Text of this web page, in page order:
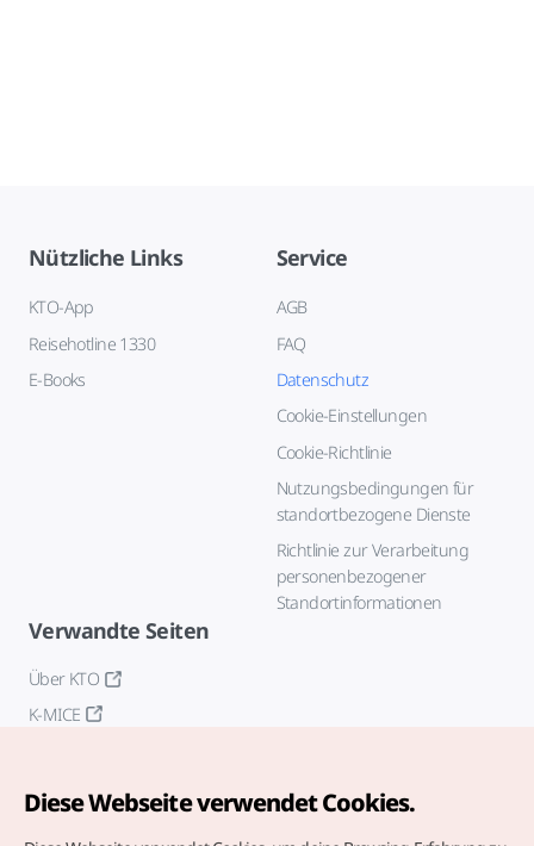
Nützliche Links
KTO-App
Reisehotline 1330
E-Books
Service
AGB
FAQ
Datenschutz
Cookie-Einstellungen
Cookie-Richtlinie
Nutzungsbedingungen für
standortbezogene Dienste
Richtlinie zur Verarbeitung
personenbezogener
Standortinformationen
Verwandte Seiten
Über KTO
K-MICE
Diese Webseite verwendet Cookies.